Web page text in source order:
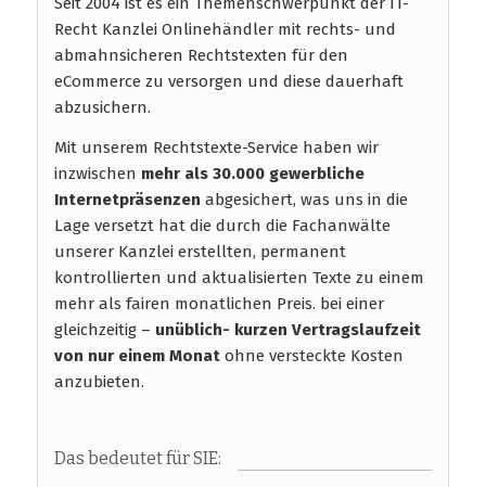
Recht Kanzlei Onlinehändler mit rechts- und
abmahnsicheren Rechtstexten für den
eCommerce zu versorgen und diese dauerhaft
abzusichern.
Mit unserem Rechtstexte-Service haben wir
inzwischen mehr als 30.000 gewerbliche
Internetpräsenzen abgesichert, was uns in die
Lage versetzt hat die durch die Fachanwälte
unserer Kanzlei erstellten, permanent
kontrollierten und aktualisierten Texte zu einem
mehr als fairen monatlichen Preis. bei einer
gleichzeitig – unüblich- kurzen Vertragslaufzeit
von nur einem Monat ohne versteckte Kosten
anzubieten.
Das bedeutet für SIE: